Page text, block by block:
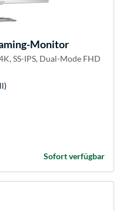
Monitor
SS-IPS, Dual-Mode FHD
Sofort verfügbar